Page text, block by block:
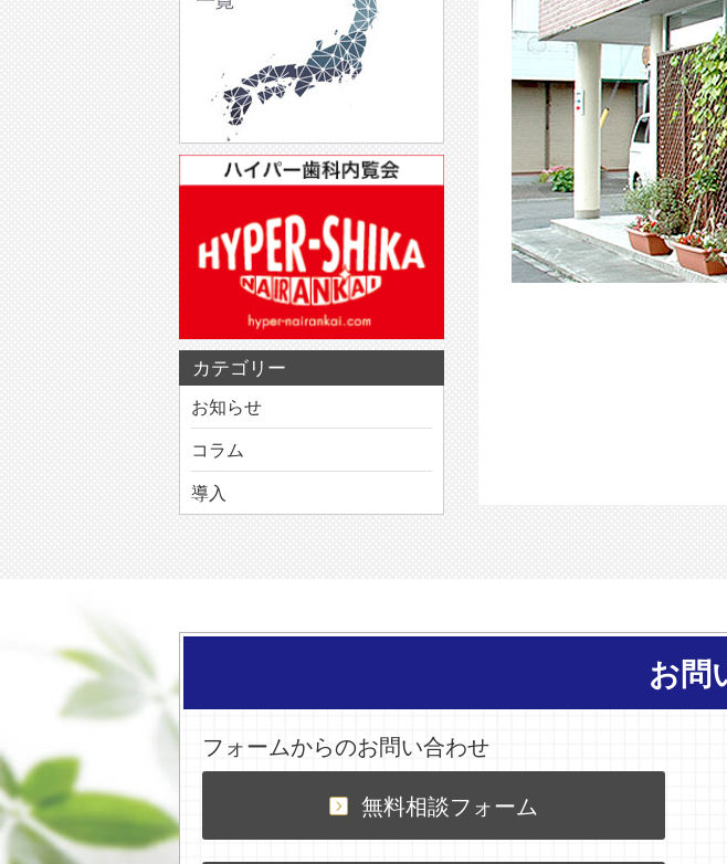
カテゴリー
お知らせ
コラム
導入
お問
フォームからのお問い合わせ
無料相談フォーム